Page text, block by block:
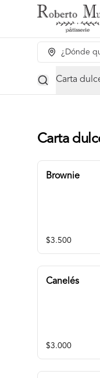
¿Dónde
Carta
Carta
Brownie
$3.500
Canelés
$3.000